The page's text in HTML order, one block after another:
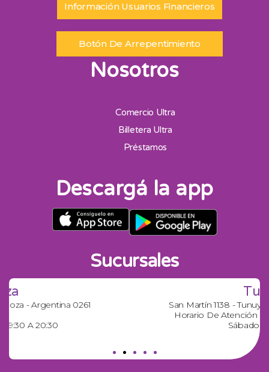
Información Usuarios Financieros
Botón De Arrepentimiento
Nosotros
Comercio Ultra
Billetera Ultra
Préstamos
Descargá la app
Sucursales
San Martín 1138 - Tunuyán Mendoza - 02622 425436
Horario De Atención 9:00 A 13:00 | 16:30 A 20:30